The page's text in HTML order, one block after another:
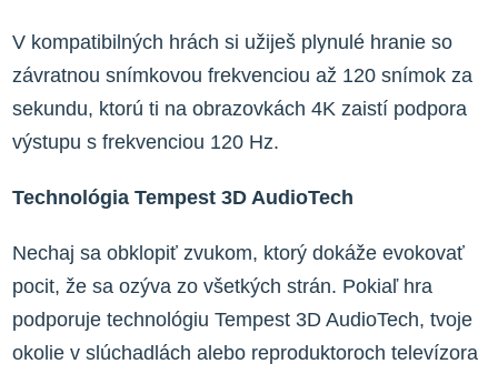
V kompatibilných hrách si užiješ plynulé hranie so
závratnou snímkovou frekvenciou až 120 snímok za
sekundu, ktorú ti na obrazovkách 4K zaistí podpora
výstupu s frekvenciou 120 Hz.
Technológia Tempest 3D AudioTech
Nechaj sa obklopiť zvukom, ktorý dokáže evokovať
pocit, že sa ozýva zo všetkých strán. Pokiaľ hra
podporuje technológiu Tempest 3D AudioTech, tvoje
okolie v slúchadlách alebo reproduktoroch televízora